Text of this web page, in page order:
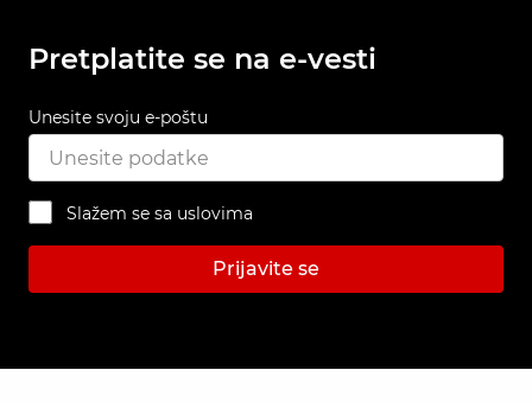
Pretplatite se na e-vesti
Unesite svoju e-poštu
Slažem se sa uslovima
Prijavite se